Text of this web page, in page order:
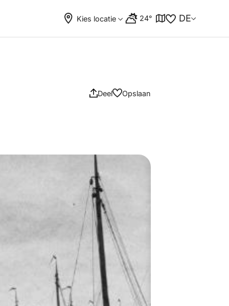
Kies locatie 24° DE
Deel Opslaan